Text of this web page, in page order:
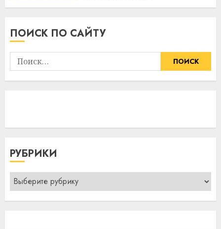
3:36 09.08.2026
ПОИСК ПО САЙТУ
Найти:
РУБРИКИ
Рубрики